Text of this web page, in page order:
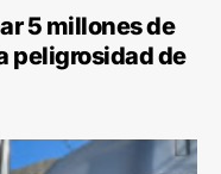
5 millones de
peligrosidad de